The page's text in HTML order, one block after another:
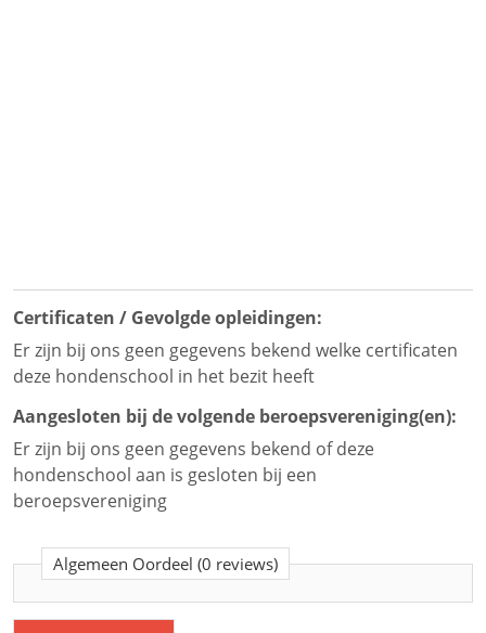
Certificaten / Gevolgde opleidingen:
Er zijn bij ons geen gegevens bekend welke certificaten
deze hondenschool in het bezit heeft
Aangesloten bij de volgende beroepsvereniging(en):
Er zijn bij ons geen gegevens bekend of deze
hondenschool aan is gesloten bij een
beroepsvereniging
Algemeen Oordeel (0 reviews)